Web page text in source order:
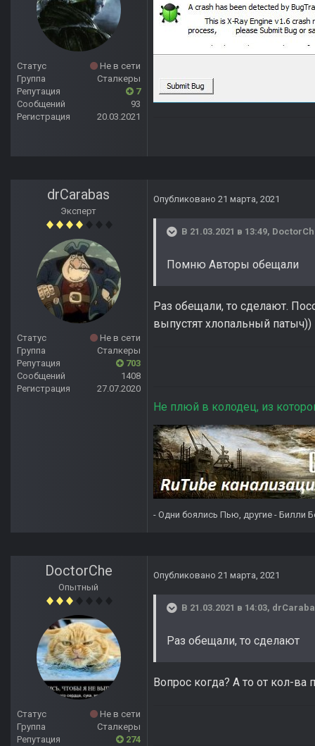
Статус
Не в сети
Группа
Сталкеры
Репутация
7
Сообщений
93
Регистрация
20.03.2021
drCarabas
Эксперт
Статус
Не в сети
Группа
Сталкеры
Репутация
703
Сообщений
1408
Регистрация
27.07.2020
Опубликовано 21 марта, 2021
В 21.03.2021 в 13:49,
Помню Авторы обещали
Раз обещали, то сделают.
выпустят хлопальный патыч))
Не плюй в колодец, из
- Одни боялись Пью, другие - Билли
DoctorChe
Опытный
Статус
Не в сети
Группа
Сталкеры
Репутация
274
Опубликовано 21 марта, 2021
В 21.03.2021 в 14:03,
Раз обещали, то сделают
Вопрос когда? А то от кол-ва